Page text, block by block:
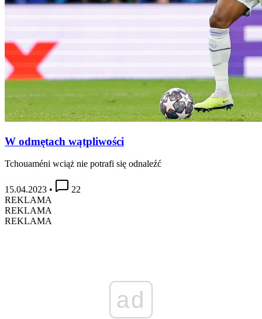
W odmętach wątpliwości
Tchouaméni wciąż nie potrafi się odnaleźć
15.04.2023 •
22
REKLAMA
REKLAMA
REKLAMA
ad